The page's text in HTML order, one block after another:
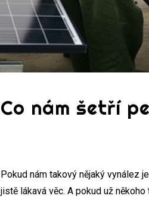
Co nám šetří
Pokud nám takový nějaký vynález
jistě lákavá věc. A pokud už